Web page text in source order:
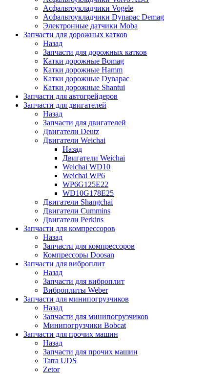
Асфальтоукладчики Vogele
Асфальтоукладчики Dynapac Demag
Электронные датчики Moba
Запчасти для дорожных катков
Назад
Запчасти для дорожных катков
Катки дорожные Bomag
Катки дорожные Hamm
Катки дорожные Dynapac
Катки дорожные Shantui
Запчасти для автогрейдеров
Запчасти для двигателей
Назад
Запчасти для двигателей
Двигатели Deutz
Двигатели Weichai
Назад
Двигатели Weichai
Weichai WD10
Weichai WP6
WP6G125E22
WD10G178E25
Двигатели Shangchai
Двигатели Cummins
Двигатели Perkins
Запчасти для компрессоров
Назад
Запчасти для компрессоров
Компрессоры Doosan
Запчасти для виброплит
Назад
Запчасти для виброплит
Виброплиты Weber
Запчасти для минипогрузчиков
Назад
Запчасти для минипогрузчиков
Минипогрузчики Bobcat
Запчасти для прочих машин
Назад
Запчасти для прочих машин
Tatra UDS
Zetor